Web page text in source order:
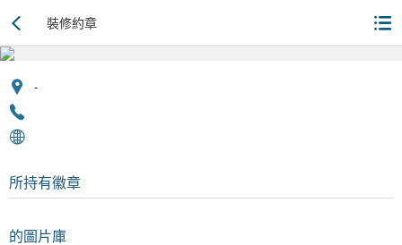
裝修約章
-
所持有徽章
的圖片庫